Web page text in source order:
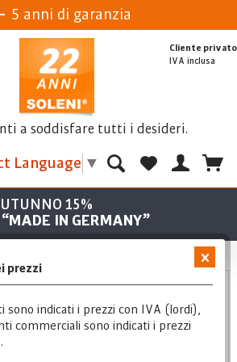
5 anni di garanzia
a soddisfare tutti i desideri.
Language ▼
Cliente privato
IVA inclusa
15%
IN GERMANY”
Lista desideri
fino alla prossima visita
prezzi
sono indicati i prezzi con IVA (lordi),
commerciali sono indicati i prezzi